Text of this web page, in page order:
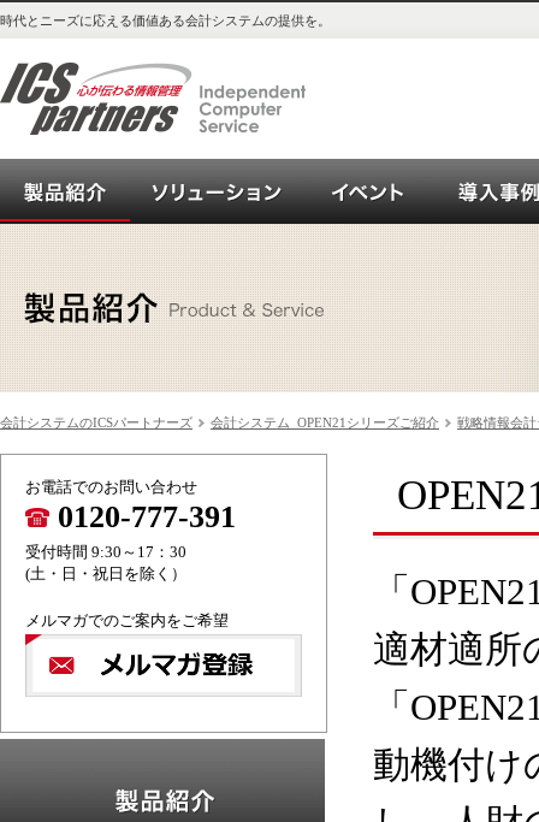
時代とニーズに応える価値ある会計システムの提供を。
会計システム_OPEN21シリーズご紹介
ソリューション イベント
会計システムのICSパートナーズ 会計システム_OPEN21シリーズご紹介 戦略情報会計
お電話でのお問い合わせ
0120-777-391
受付時間 9:30～17：30
(土・日・祝日を除く）
メルマガでのご案内をご希望
会計システム
「
適材適所
「
動機付け